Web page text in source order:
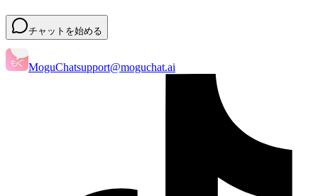
チャットを始める
MoguChatsupport@moguchat.ai